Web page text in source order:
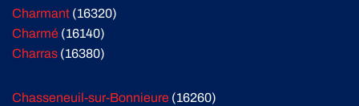
Charmant (16320)
Charmé (16140)
Charras (16380)
Chasseneuil-sur-Bonnieure (16260)